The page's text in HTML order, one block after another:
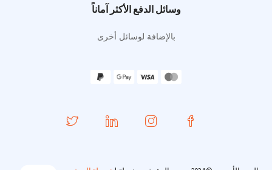
وسائل الدفع الأكثر آماناً
بالإضافة لوسائل أخرى